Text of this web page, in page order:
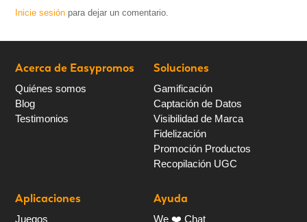
Inicie sesión para dejar un comentario.
Acerca de Easypromos
Quiénes somos
Blog
Testimonios
Soluciones
Gamificación
Captación de Datos
Visibilidad de Marca
Fidelización
Promoción Productos
Recopilación UGC
Aplicaciones
Juegos
Ayuda
We ❤️ Chat